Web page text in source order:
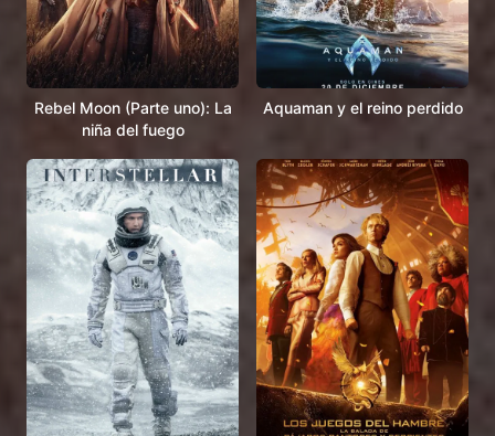
Rebel Moon (Parte uno): La
niña del fuego
Aquaman y el reino perdido